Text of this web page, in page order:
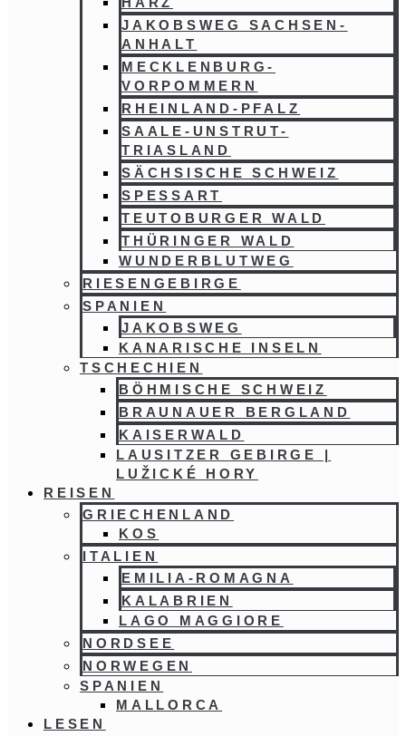
JAKOBSWEG SACHSEN-
ANHALT
MECKLENBURG-
VORPOMMERN
RHEINLAND-PFALZ
SAALE-UNSTRUT-
TRIASLAND
SÄCHSISCHE SCHWEIZ
SPESSART
TEUTOBURGER WALD
THÜRINGER WALD
WUNDERBLUTWEG
RIESENGEBIRGE
SPANIEN
JAKOBSWEG
KANARISCHE INSELN
TSCHECHIEN
BÖHMISCHE SCHWEIZ
BRAUNAUER BERGLAND
KAISERWALD
LAUSITZER GEBIRGE |
LUŽICKÉ HORY
REISEN
GRIECHENLAND
KOS
ITALIEN
EMILIA-ROMAGNA
KALABRIEN
LAGO MAGGIORE
NORDSEE
NORWEGEN
SPANIEN
MALLORCA
LESEN